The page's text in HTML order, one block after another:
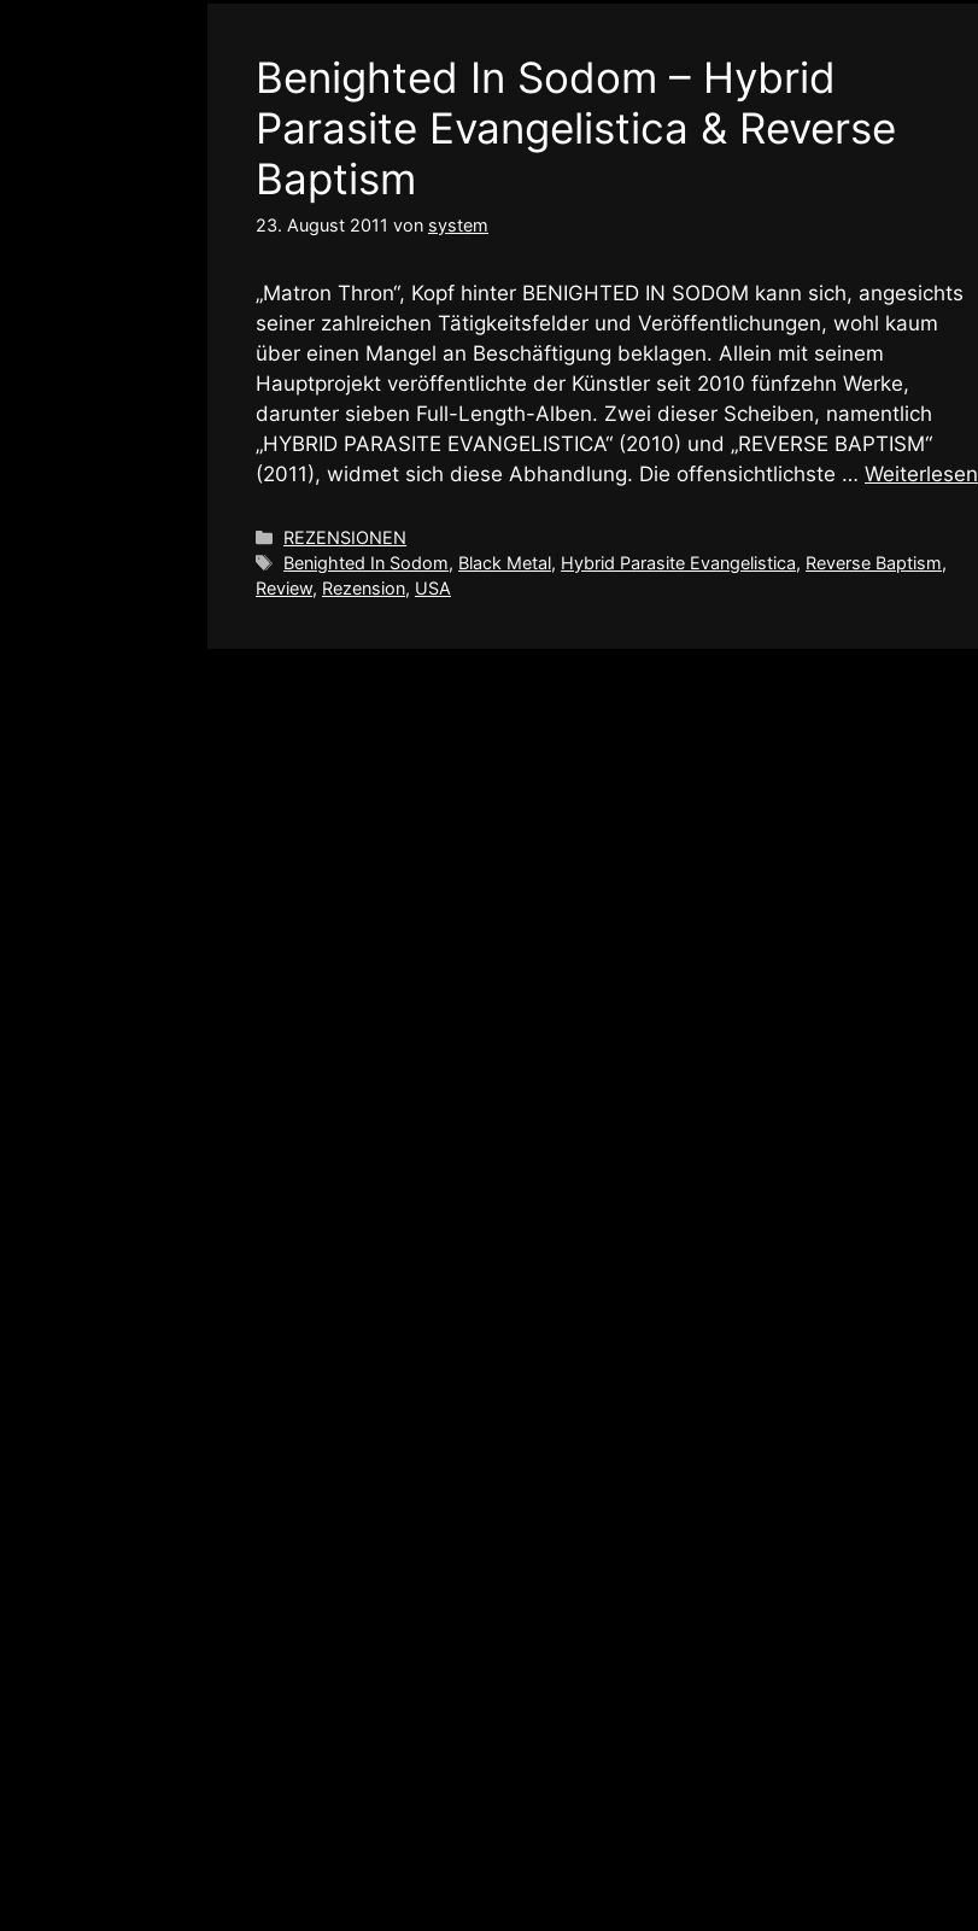
Benighted In Sodom – Hybrid
Parasite Evangelistica & Reverse
Baptism
23. August 2011 von system
„Matron Thron“, Kopf hinter BENIGHTED IN SODOM kann sich, angesichts
seiner zahlreichen Tätigkeitsfelder und Veröffentlichungen, wohl kaum
über einen Mangel an Beschäftigung beklagen. Allein mit seinem
Hauptprojekt veröffentlichte der Künstler seit 2010 fünfzehn Werke,
darunter sieben Full-Length-Alben. Zwei dieser Scheiben, namentlich
„HYBRID PARASITE EVANGELISTICA“ (2010) und „REVERSE BAPTISM“
(2011), widmet sich diese Abhandlung. Die offensichtlichste … Weiterlesen
Kategorien
REZENSIONEN
Schlagwörter
Benighted In Sodom, Black Metal, Hybrid Parasite Evangelistica, Reverse Baptism,
Review, Rezension, USA